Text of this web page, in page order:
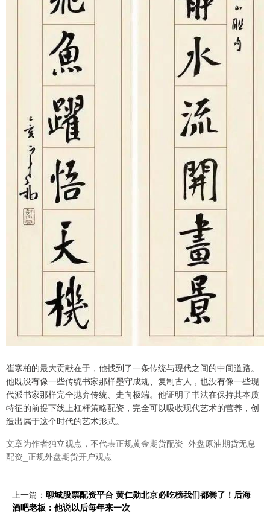
崔寒柏的最大贡献在于，他找到了一条传统与现代之间的中间道路。
他既没有像一些传统书家那样墨守成规、复制古人，也没有像一些现
代派书家那样完全抛弃传统、走向极端。他证明了书法在保持其本质
特征的前提下线上杠杆策略配资，完全可以吸收现代艺术的营养，创
造出属于这个时代的艺术形式。
文章为作者独立观点，不代表正规黄金期货配资_外盘原油期货无息
配资_正规外盘期货开户观点
上一篇： 聊城股票配资平台 黄仁勋北京必吃榜我们都尝了！后海
酒吧老板：他说以后每年来一次